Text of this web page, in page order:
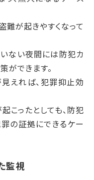
難が起きやすくなって
ない夜間には防犯カ
ができます。
えれば、犯罪抑止効
こったとしても、防犯
の証拠にできるケー
監視